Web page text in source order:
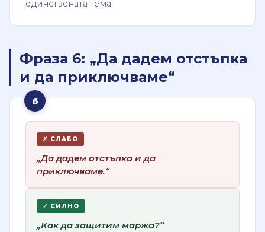
единствената тема.
Фраза 6: „Да дадем отстъпка
и да приключваме“
6
✗ СЛАБО
„Да дадем отстъпка и да
приключваме.“
✓ СИЛНО
„Как да защитим маржа?“